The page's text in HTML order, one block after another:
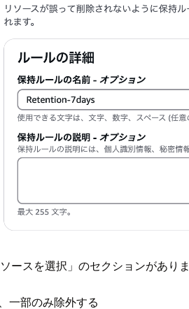
ースを選択」のセクションがあり
一部のみ除外する